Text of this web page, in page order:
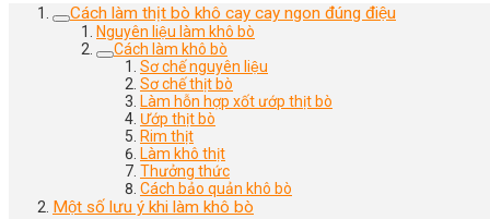
Cách làm thịt bò khô cay cay ngon đúng điệu
Nguyên liệu làm khô bò
Cách làm khô bò
Sơ chế nguyên liệu
Sơ chế thịt bò
Làm hỗn hợp xốt ướp thịt bò
Ướp thịt bò
Rim thịt
Làm khô thịt
Thưởng thức
Cách bảo quản khô bò
Một số lưu ý khi làm khô bò